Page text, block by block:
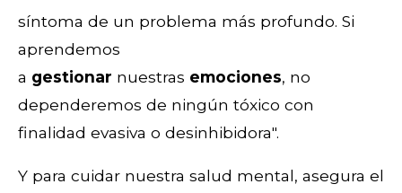
síntoma de un problema más profundo. Si
aprendemos
a gestionar nuestras emociones, no
dependeremos de ningún tóxico con
finalidad evasiva o desinhibidora".
Y para cuidar nuestra salud mental, asegura el